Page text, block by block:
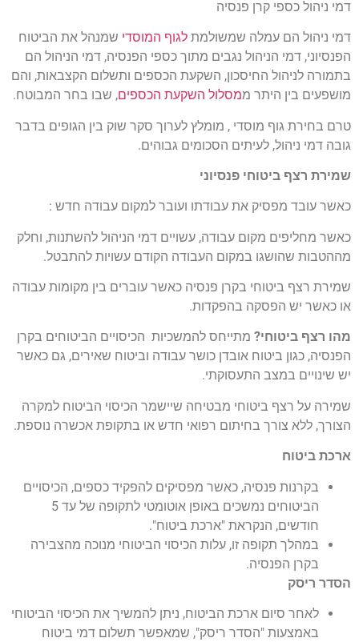
דמי ניהול כספי קרן פנסיה
דמי ניהול הם עמלה שמשולמת לגוף המוסדי שמנהל את הביטוח
הפנסיוני, דמי הניהול נגבים מתוך כספי הפנסיה, דמי הניהול הם
בתמורה לניהול החיסכון, השקעת הכספים ותשלום הקצבאות, והם
מושפעים בין היתר ממסלול השקעת הכספים, שבו בחר המבוטח.
טרם בחירת גוף מוסדי , מומלץ לערוך סקר שוק בין הגופים בדבר
גובה דמי ניהול, לעיתים הסכומים גבוהים.
שמירת רצף ביטוחי פנסיוני
כאשר עובד מפסיק את עבודתו ועובר למקום עבודה חדש :
כאשר מחליפים מקום עבודה, עשויים דמי הניהול להשתנות, וחלק
מההטבות שהושגו במקום העבודה הקודם עשויות להתבטל.
שמירת רצף ביטוחי בקרן פנסיה כאשר עוברים בין מקומות עבודה
או כאשר יש הפסקה בהפקדות.
מהו רצף ביטוחי? מתייחס להמשכיות הכיסויים הביטוחים בקרן
הפנסיה, כגון ביטוח אובדן כושר עבודה וביטוח שאירים, גם כאשר
יש שינויים במצב התעסוקתי.
שמירה על רצף ביטוחי מבטיחה שיישמר הכיסוי הביטוח למקרה
הצורך, ללא צורך בחיתום רפואי חדש או בתקופת אכשרה נוספת.
ארכת ביטוח
בקרנות פנסיה, כאשר מפסיקים להפקיד כספים, הכיסויים
הביטוחים נמשכים באופן אוטומטי לתקופה של עד 5
חודשים, הנקראת "ארכת ביטוח".
במהלך תקופה זו, עלות הכיסוי הביטוחי מנוכה מהצבירה
בקרן הפנסיה.
הסדר ריסק
לאחר סיום ארכת הביטוח, ניתן להמשיך את הכיסוי הביטוחי
באמצעות "הסדר ריסק", שמאפשר תשלום דמי ביטוח